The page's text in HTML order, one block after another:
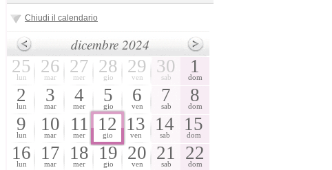
Chiudi il calendario
dicembre 2024
25
lun
26
mar
27
mer
28
gio
29
ven
30
sab
1
dom
2
lun
3
mar
4
mer
5
gio
6
ven
7
sab
8
dom
9
lun
10
mar
11
mer
12
gio
13
ven
14
sab
15
dom
16
lun
17
mar
18
mer
19
gio
20
ven
21
sab
22
dom